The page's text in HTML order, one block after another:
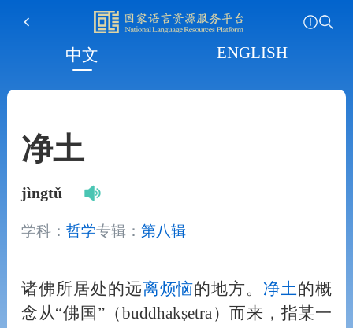
中文 ENGLISH
净土
jìngtǔ
学科： 哲学专辑： 第八辑
诸佛所居处的远离烦恼的地方。 净土的概
念从“佛国”（buddhakṣetra）而来，指某一